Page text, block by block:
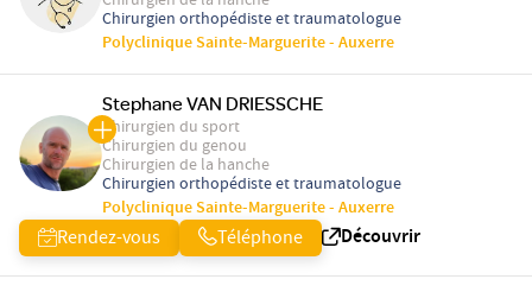
Chirurgien orthopédiste et traumatologue
Polyclinique Sainte-Marguerite - Auxerre
Stephane VAN DRIESSCHE
Chirurgien du sport
Chirurgien du genou
Chirurgien de la hanche
Chirurgien orthopédiste et traumatologue
Polyclinique Sainte-Marguerite - Auxerre
Rendez-vous Téléphone Découvrir